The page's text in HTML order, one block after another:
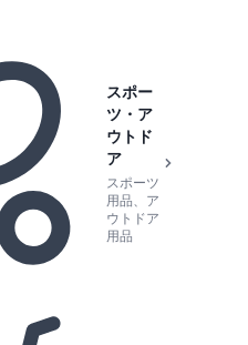
スポー
ツ・ア
ウトド
ア
スポーツ
用品、ア
ウトドア
用品